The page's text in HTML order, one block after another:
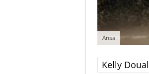
Ansa
Kelly